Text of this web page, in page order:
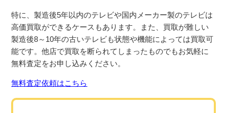
特に、製造後5年以内のテレビや国内メーカー製のテレビは
高価買取ができるケースもあります。また、買取が難しい
製造後8～10年の古いテレビも状態や機能によっては買取可
能です。他店で買取を断られてしまったものでもお気軽に
無料査定をお申し込みください。
無料査定依頼はこちら